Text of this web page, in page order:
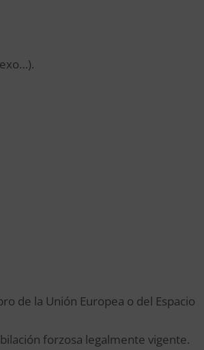
de la Unión Europea o del Espacio
forzosa legalmente vigente.